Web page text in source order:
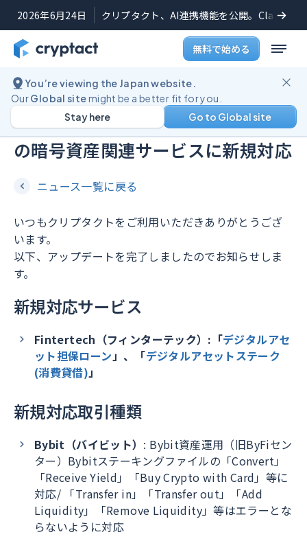
2026年6月24日 クリプタクト、AI連携機能を公開。Claude
無料で始める
You’re viewing the Japan website.
OurGlobal sitemight be a better fit for you.
Go to Global site
Stay here
機能アップデート
Fintertech（フィンターテック）
の暗号資産関連サービスに新規対応
ニュース一覧に戻る
いつもクリプタクトをご利用いただきありがとうござ
います。
以下、アップデートを完了しましたのでお知らせしま
す。
新規対応サービス
Fintertech（フィンターテック）:「デジタルアセ
ット担保ローン」、「デジタルアセットステーク
(消費貸借)」
新規対応取引種類
Bybit（バイビット） : Bybit資産運用（旧ByFiセン
ター）Bybitステーキングファイルの「Convert」
「Receive Yield」「Buy Crypto with Card」等に
対応/ 「Transfer in」「Transfer out」「Add
Liquidity」「Remove Liquidity」等はエラーとな
らないように対応